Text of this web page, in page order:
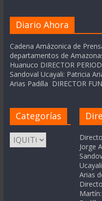
Diario Ahora
Cadena Amázonica de
departamentos de
Huanuco DIRECTOR
Sandoval Ucayali: Patricia
Arias Padilla DIRECTOR
Categorías
Categorías
Jorge
Arias